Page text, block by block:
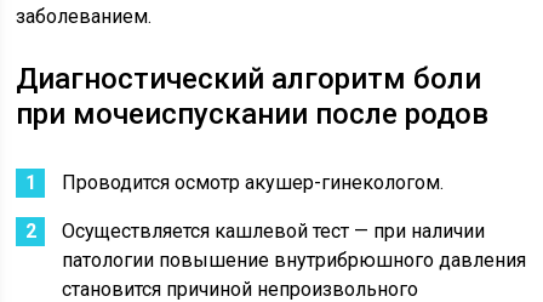
заболеванием.
Диагностический алгоритм боли
при мочеиспускании после родов
Проводится осмотр акушер-гинекологом.
Осуществляется кашлевой тест — при наличии
патологии повышение внутрибрюшного давления
становится причиной непроизвольного